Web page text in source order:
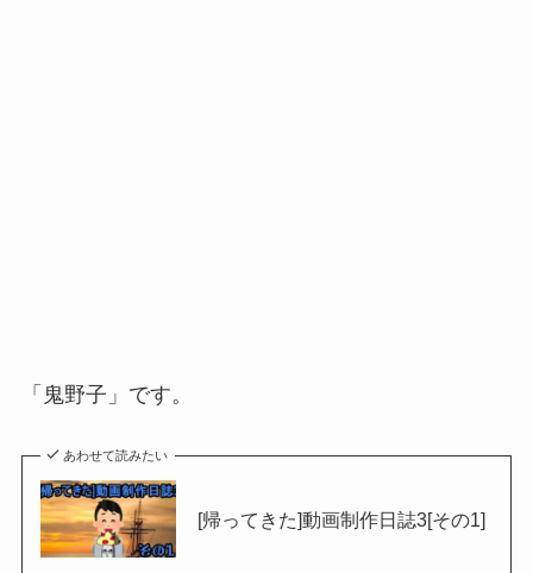
「鬼野子」です。
あわせて読みたい
[帰ってきた]動画制作日誌3[その1]